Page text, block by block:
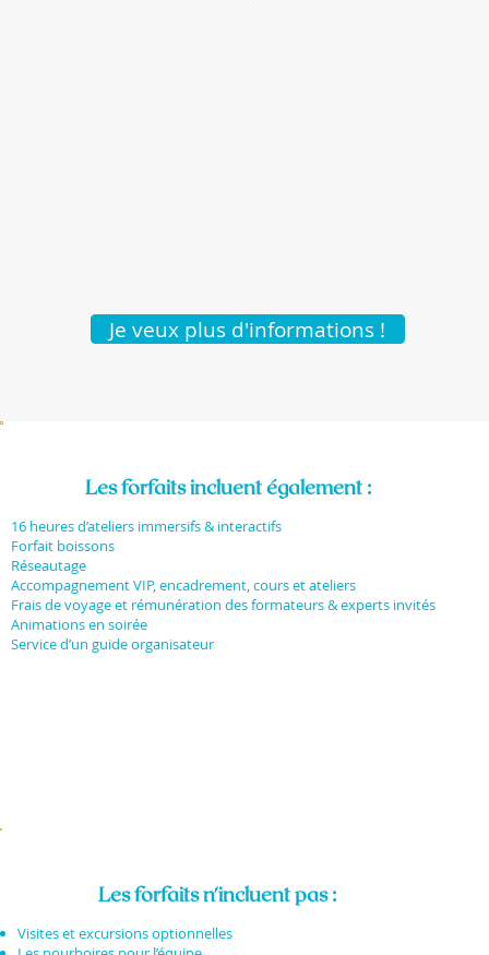
Les forfaits incluent également :
16 heures d’ateliers immersifs & interactifs
Forfait boissons
Réseautage
Accompagnement VIP, encadrement, cours et ateliers
Frais de voyage et rémunération des formateurs & experts invités
Animations en soirée
Service d’un guide organisateur
Les forfaits n'incluent pas :
Visites et excursions optionnelles
Je veux plus d'informations !